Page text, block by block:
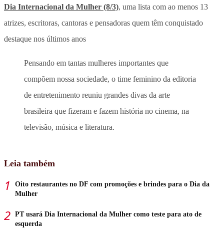
Dia Internacional da Mulher (8/3), uma lista com ao menos 13
atrizes, escritoras, cantoras e pensadoras quem têm conquistado
destaque nos últimos anos
Pensando em tantas mulheres importantes que
compõem nossa sociedade, o time feminino da editoria
de entretenimento reuniu grandes divas da arte
brasileira que fizeram e fazem história no cinema, na
televisão, música e literatura.
Leia também
Oito restaurantes no DF com promoções e brindes para o Dia da
Mulher
PT usará Dia Internacional da Mulher como teste para ato de
esquerda